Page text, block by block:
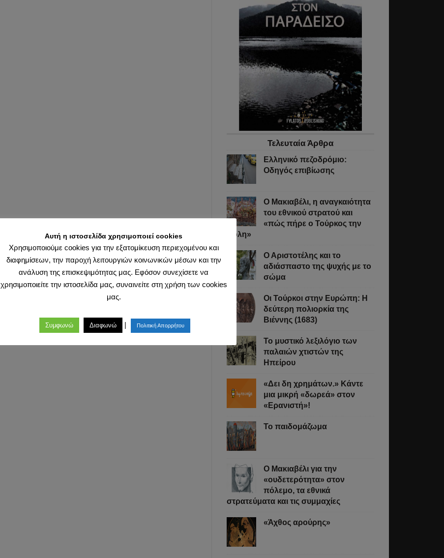
Τελευταία Άρθρα
Ελληνικό πεζοδρόμιο:
Οδηγός επιβίωσης
Ο Μακιαβέλι, η αναγκαιότητα
του εθνικού στρατού και
«πώς πήρε ο Τούρκος την
Πόλη»
Ο Αριστοτέλης και το
αδιάσπαστο της ψυχής με το
σώμα
Οι Τούρκοι στην Ευρώπη: Η
δεύτερη πολιορκία της
Βιέννης (1683)
Το μυστικό λεξιλόγιο των
παλαιών χτιστών της
Ηπείρου
«Δει δη χρημάτων.» Κάντε
μια μικρή «δωρεά» στον
«Ερανιστή»!
Το παιδομάζωμα
O Μακιαβέλι για την
«ουδετερότητα» στον
πόλεμο, τα εθνικά
στρατεύματα και τις συμμαχίες
«Άχθος αρούρης»
Αυτή η ιστοσελίδα χρησιμοποιεί cookies
Χρησιμοποιούμε cookies για την εξατομίκευση περιεχομένου και
διαφημίσεων, την παροχή λειτουργιών κοινωνικών μέσων και την
ανάλυση της επισκεψιμότητας μας. Εφόσον συνεχίσετε να
χρησιμοποιείτε την ιστοσελίδα μας, συναινείτε στη χρήση των cookies
μας.
Συμφωνώ Διαφωνώ | Πολιτική Απορρήτου